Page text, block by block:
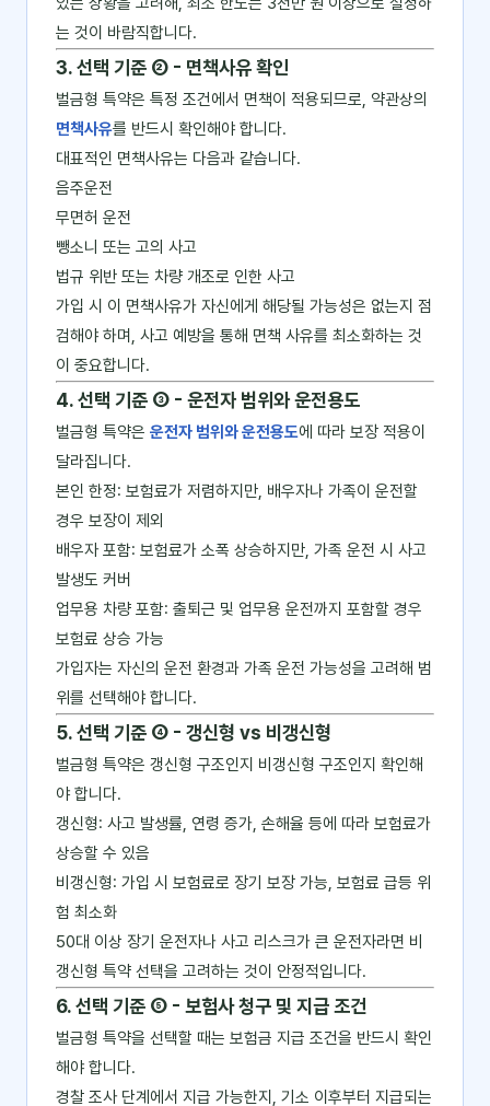
는 것이 바람직합니다.
3. 선택 기준 ② - 면책사유 확인
벌금형 특약은 특정 조건에서 면책이 적용되므로, 약관상의
면책사유를 반드시 확인해야 합니다.
대표적인 면책사유는 다음과 같습니다.
음주운전
무면허 운전
뺑소니 또는 고의 사고
법규 위반 또는 차량 개조로 인한 사고
가입 시 이 면책사유가 자신에게 해당될 가능성은 없는지 점
검해야 하며, 사고 예방을 통해 면책 사유를 최소화하는 것
이 중요합니다.
4. 선택 기준 ③ - 운전자 범위와 운전용도
벌금형 특약은 운전자 범위와 운전용도에 따라 보장 적용이
달라집니다.
본인 한정: 보험료가 저렴하지만, 배우자나 가족이 운전할
경우 보장이 제외
배우자 포함: 보험료가 소폭 상승하지만, 가족 운전 시 사고
발생도 커버
업무용 차량 포함: 출퇴근 및 업무용 운전까지 포함할 경우
보험료 상승 가능
가입자는 자신의 운전 환경과 가족 운전 가능성을 고려해 범
위를 선택해야 합니다.
5. 선택 기준 ④ - 갱신형 vs 비갱신형
벌금형 특약은 갱신형 구조인지 비갱신형 구조인지 확인해
야 합니다.
갱신형: 사고 발생률, 연령 증가, 손해율 등에 따라 보험료가
상승할 수 있음
비갱신형: 가입 시 보험료로 장기 보장 가능, 보험료 급등 위
험 최소화
50대 이상 장기 운전자나 사고 리스크가 큰 운전자라면 비
갱신형 특약 선택을 고려하는 것이 안정적입니다.
6. 선택 기준 ⑤ - 보험사 청구 및 지급 조건
벌금형 특약을 선택할 때는 보험금 지급 조건을 반드시 확인
해야 합니다.
경찰 조사 단계에서 지급 가능한지, 기소 이후부터 지급되는